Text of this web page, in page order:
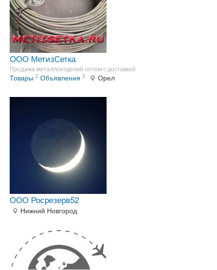
ООО МетизСетка
Продажа металлоизделий оптом с доставкой
Товары 2 Объявления 2 Орел
ООО Росрезерв52
Нижний Новгород